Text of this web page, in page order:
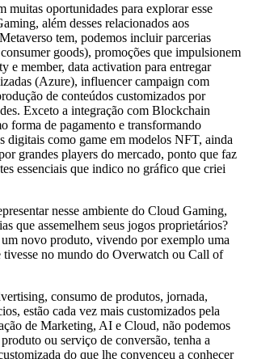
muitas oportunidades para explorar esse
além desses relacionados aos
tem, podemos incluir parcerias
goods), promoções que impulsionem
e member, data activation para entregar
(Azure), influencer campaign com
de conteúdos customizados por
Exceto a integração com Blockchain
forma de pagamento e transformando
digitais como game em modelos NFT, ainda
grandes players do mercado, ponto que faz
essenciais que indico no gráfico que criei
nesse ambiente do Cloud Gaming,
que assemelhem seus jogos proprietários?
novo produto, vivendo por exemplo uma
tivesse no mundo do Overwatch ou Call of
consumo de produtos, jornada,
estão cada vez mais customizados pela
de Marketing, AI e Cloud, não podemos
ou serviço de conversão, tenha a
do que lhe convenceu a conhecer